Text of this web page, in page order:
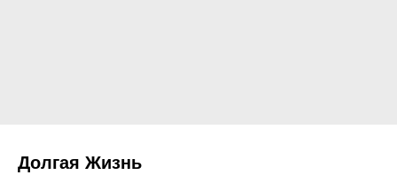
Долгая Жизнь